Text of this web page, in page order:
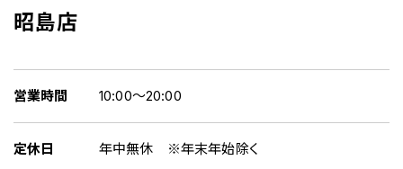
昭島店
営業時間 10:00～20:00
定休日 年中無休 ※年末年始除く